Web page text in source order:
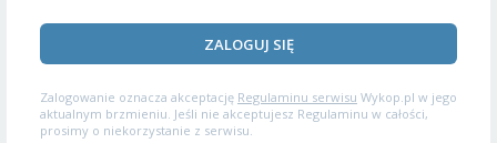
ZALOGUJ SIĘ
Zalogowanie oznacza akceptację Regulaminu serwisu Wykop.pl w jego
aktualnym brzmieniu. Jeśli nie akceptujesz Regulaminu w całości,
prosimy o niekorzystanie z serwisu.